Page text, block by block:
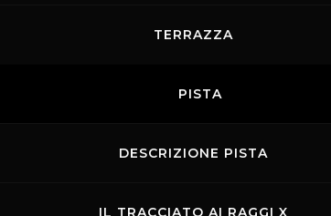
TERRAZZA
PISTA
DESCRIZIONE PISTA
IL TRACCIATO AI RAGGI X
5 6 7 8